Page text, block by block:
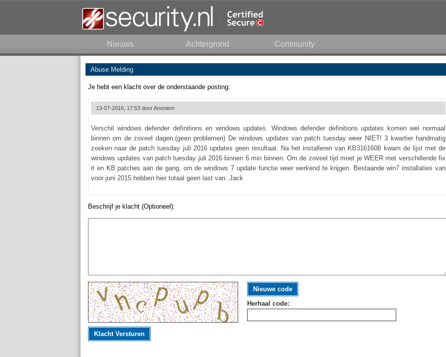
Nieuws Achtergrond Community
Abuse Melding
Je hebt een klacht over de onderstaande posting:
13-07-2016, 17:53 doorAnoniem
Verschil windows defender definitions en windows updates. Windows defender definitions updates komen wel normaal
binnen om de zoveel dagen.(geen problemen) De windows updates van patch tuesday weer NIET! 3 kwartier handmatig
zoeken naar de patch tuesday juli 2016 updates geen resultaat. Na het installeren van KB3161608 kwam de lijst met de
windows updates van patch tuesday juli 2016 binnen 6 min binnen. Om de zoveel tijd moet je WEER met verschillende fix
it en KB patches aan de gang, om de windows 7 update functie weer werkend te krijgen. Bestaande win7 installaties van
voor juni 2015 hebben hier totaal geen last van. Jack
Beschrijf je klacht (Optioneel):
Nieuwe code
Herhaal code:
Klacht Versturen